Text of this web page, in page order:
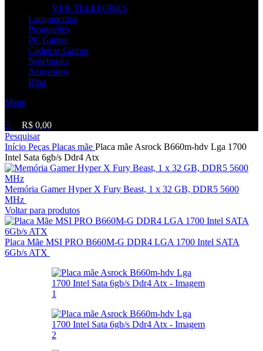
VER TELEFONES
Lançamentos
Promoções
PC Gamer
Cadeiras Gamer
Notebooks
Acessórios
Blog
Menu
R$ 0,00
Pesquisar
Início Peças Placas mãe Placa mãe Asrock B660m-hdv Lga 1700
Intel Sata 6gb/s Ddr4 Atx
Memória Gamer Hyper X Fury Beast, 1 x 32 GB, DDR5 5600
MHz
Voltar para produtos
Placa Mãe MSI PRO B660M-G DDR4 LGA 1700 Intel SATA
6Gb/s ATX